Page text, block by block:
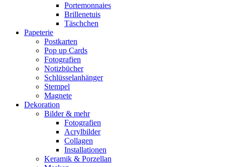
Portemonnaies
Brillenetuis
Täschchen
Papeterie
Postkarten
Pop up Cards
Fotografien
Notizbücher
Schlüsselanhänger
Stempel
Magnete
Dekoration
Bilder & mehr
Fotografien
Acrylbilder
Collagen
Installationen
Keramik & Porzellan